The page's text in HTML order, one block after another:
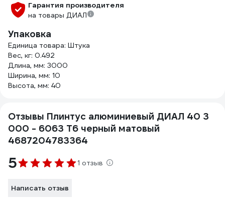
Гарантия производителя
на товары ДИАЛ
Упаковка
Единица товара: Штука
Вес, кг: 0.492
Длина, мм: 3000
Ширина, мм: 10
Высота, мм: 40
Отзывы Плинтус алюминиевый ДИАЛ 40 3
000 - 6063 Т6 черный матовый
4687204783364
5 1 отзыв
Написать отзыв